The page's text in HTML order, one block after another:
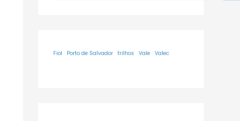
Fiol Porto de Salvador trilhos Vale Valec